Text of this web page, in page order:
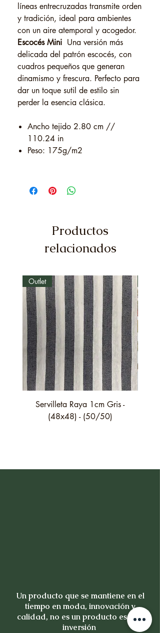
líneas entrecruzadas transmite orden
y tradición, ideal para ambientes
con un aire atemporal y acogedor.
Escocés Mini Una versión más
delicada del patrón escocés, con
cuadros pequeños que generan
dinamismo y frescura. Perfecto para
dar un toque sutil de estilo sin
perder la esencia clásica.
Ancho tejido 2.80 cm //
110.24 in
Peso: 175g/m2
Productos
relacionados
Outlet
Servilleta Raya 1cm Gris -
(48x48) - (50/50)
Un producto que se mantiene en el
tiempo en moda, innovación y
calidad, no es un producto es una
inversión